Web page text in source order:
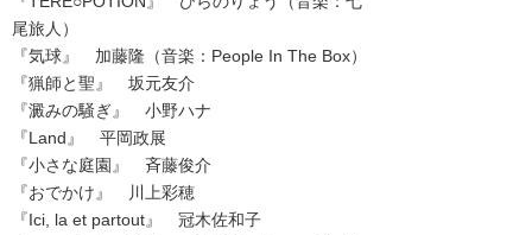
尾旅人）
『気球』 加藤隆（音楽：People In The Box）
『猟師と聖』 坂元友介
『澱みの騒ぎ』 小野ハナ
『Land』 平岡政展
『小さな庭園』 斉藤俊介
『おでかけ』 川上彩穂
『Ici, la et partout』 冠木佐和子